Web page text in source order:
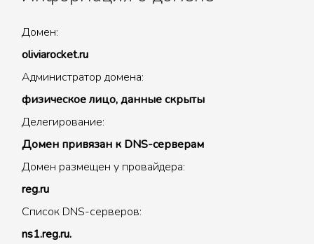
Домен:
oliviarocket.ru
Администратор домена:
физическое лицо, данные скрыты
Делегирование:
Домен привязан к DNS-серверам
Домен размещен у провайдера:
reg.ru
Список DNS-серверов:
ns1.reg.ru.